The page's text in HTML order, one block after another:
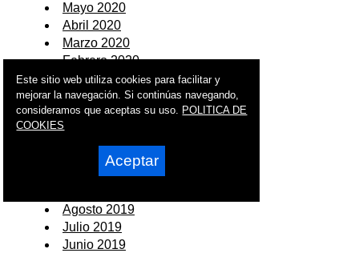
Mayo 2020
Abril 2020
Marzo 2020
Febrero 2020
Enero 2020
2019
Noviembre 2019
Octubre 2019
Agosto 2019
Julio 2019
Junio 2019
Este sitio web utiliza cookies para facilitar y
mejorar la navegación. Si continúas navegando,
consideramos que aceptas su uso. POLITICA DE
COOKIES
Aceptar